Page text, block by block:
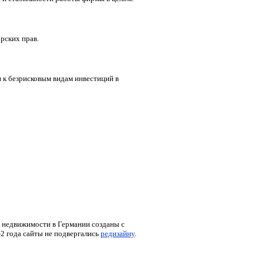
прав.
безрисковым видам инвестиций в
в Германии созданы с
года сайты не подвергались редизайну.